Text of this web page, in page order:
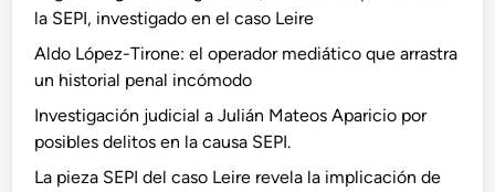
la SEPI, investigado en el caso Leire
Aldo López-Tirone: el operador mediático que arrastra
un historial penal incómodo
Investigación judicial a Julián Mateos Aparicio por
posibles delitos en la causa SEPI.
La pieza SEPI del caso Leire revela la implicación de